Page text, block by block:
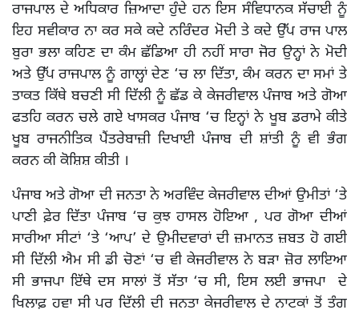
ਰਾਜਪਾਲ ਦੇ ਅਧਿਕਾਰ ਜ਼ਿਆਦਾ ਹੁੰਦੇ ਹਨ ਇਸ ਸੰਵਿਧਾਨਕ ਸੱਚਾਈ ਨੂੰ
ਇਹ ਸਵੀਕਾਰ ਨਾ ਕਰ ਸਕੇ ਕਦੇ ਨਰਿੰਦਰ ਮੋਦੀ ਤੇ ਕਦੇ ਉੱਪ ਰਾਜ ਪਾਲ
ਬੁਰਾ ਭਲਾ ਕਹਿਣ ਦਾ ਕੰਮ ਛੱਡਿਆ ਹੀ ਨਹੀਂ ਸਾਰਾ ਜੋਰ ਉਨ੍ਹਾਂ ਨੇ ਮੋਦੀ
ਅਤੇ ਉੱਪ ਰਾਜਪਾਲ ਨੂੰ ਗਾਲ੍ਹਾਂ ਦੇਣ ‘ਚ ਲਾ ਦਿੱਤਾ, ਕੰਮ ਕਰਨ ਦਾ ਸਮਾਂ ਤੇ
ਤਾਕਤ ਕਿੱਥੇ ਬਚਣੀ ਸੀ ਦਿੱਲੀ ਨੂੰ ਛੱਡ ਕੇ ਕੇਜਰੀਵਾਲ ਪੰਜਾਬ ਅਤੇ ਗੋਆ
ਫਤਹਿ ਕਰਨ ਚਲੇ ਗਏ ਖਾਸਕਰ ਪੰਜਾਬ ‘ਚ ਇਨ੍ਹਾਂ ਨੇ ਖੂਬ ਡਰਾਮੇ ਕੀਤੇ
ਖੂਬ ਰਾਜਨੀਤਿਕ ਪੈਂਤਰੇਬਾਜ਼ੀ ਦਿਖਾਈ ਪੰਜਾਬ ਦੀ ਸ਼ਾਂਤੀ ਨੂੰ ਵੀ ਭੰਗ
ਕਰਨ ਕੀ ਕੋਸ਼ਿਸ਼ ਕੀਤੀ ।
ਪੰਜਾਬ ਅਤੇ ਗੋਆ ਦੀ ਜਨਤਾ ਨੇ ਅਰਵਿੰਦ ਕੇਜਰੀਵਾਲ ਦੀਆਂ ਉਮੀਤਾਂ ‘ਤੇ
ਪਾਣੀ ਫ਼ੇਰ ਦਿੱਤਾ ਪੰਜਾਬ ‘ਚ ਕੁਝ ਹਾਸਲ ਹੋਇਆ , ਪਰ ਗੋਆ ਦੀਆਂ
ਸਾਰੀਆ ਸੀਟਾਂ ‘ਤੇ ‘ਆਪ’ ਦੇ ਉਮੀਦਵਾਰਾਂ ਦੀ ਜ਼ਮਾਨਤ ਜ਼ਬਤ ਹੋ ਗਈ
ਸੀ ਦਿੱਲੀ ਐਮ ਸੀ ਡੀ ਚੋਣਾਂ ‘ਚ ਵੀ ਕੇਜਰੀਵਾਲ ਨੇ ਬੜਾ ਜ਼ੋਰ ਲਾਇਆ
ਸੀ ਭਾਜਪਾ ਇੱਥੇ ਦਸ ਸਾਲਾਂ ਤੋਂ ਸੱਤਾ ‘ਚ ਸੀ, ਇਸ ਲਈ ਭਾਜਪਾ ਦੇ
ਖਿਲਾਫ਼ ਹਵਾ ਸੀ ਪਰ ਦਿੱਲੀ ਦੀ ਜਨਤਾ ਕੇਜਰੀਵਾਲ ਦੇ ਨਾਟਕਾਂ ਤੋਂ ਤੰਗ